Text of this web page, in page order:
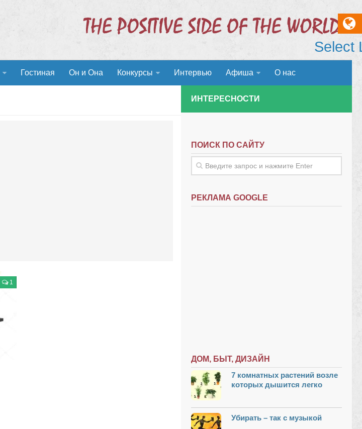
Гостиная Он и Она Конкурсы Интервью Афиша О нас
1
ИНТЕРЕСНОСТИ
ПОИСК ПО САЙТУ
РЕКЛАМА GOOGLE
ДОМ, БЫТ, ДИЗАЙН
7 комнатных растений возле
которых дышится легко
Убирать – так с музыкой
Select